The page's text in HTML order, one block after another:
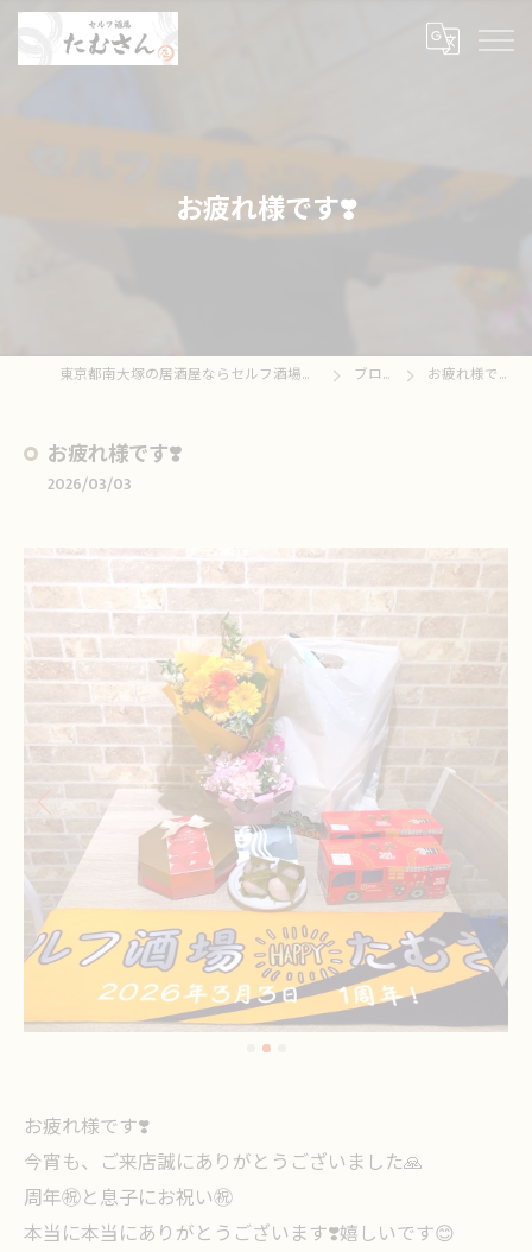
お疲れ様です❣️
東京都南大塚の居酒屋ならセルフ酒場たむさん ブログ お疲れ様です❣️
お疲れ様です❣️
2026/03/03
お疲れ様です❣️
今宵も、ご来店誠にありがとうございました🙏
周年㊗️と息子にお祝い㊗️
本当に本当にありがとうございます❣️嬉しいです😊